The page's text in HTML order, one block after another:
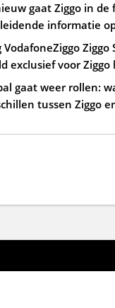
gaat Ziggo in de
informatie
VodafoneZiggo
exclusief voor Ziggo
gaat weer rollen:
tussen Ziggo